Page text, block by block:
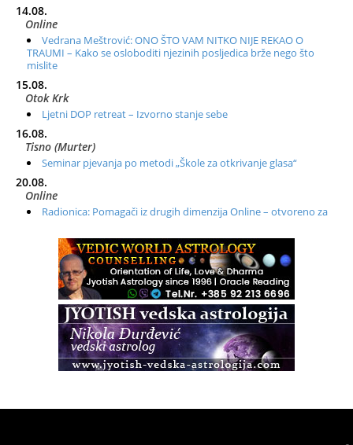
14.08.
Online
Vedrana Meštrović: ONO ŠTO VAM NITKO NIJE REKAO O
TRAUMI – Kako se osloboditi njezinih posljedica brže nego što
mislite
15.08.
Otok Krk
Ljetni DOP retreat – Izvorno stanje sebe
16.08.
Tisno (Murter)
Seminar pjevanja po metodi „Škole za otkrivanje glasa“
20.08.
Online
Radionica: Pomagači iz drugih dimenzija Online – otvoreno za
Zagreb+Online
Osnovni ThetaHealing® tečaj, Zagreb i Online
Zagreb
Osnovna radionica za izscjeljivanje pranom (Basic Pranic
Healing course)
Access BARS®, otpusti stres